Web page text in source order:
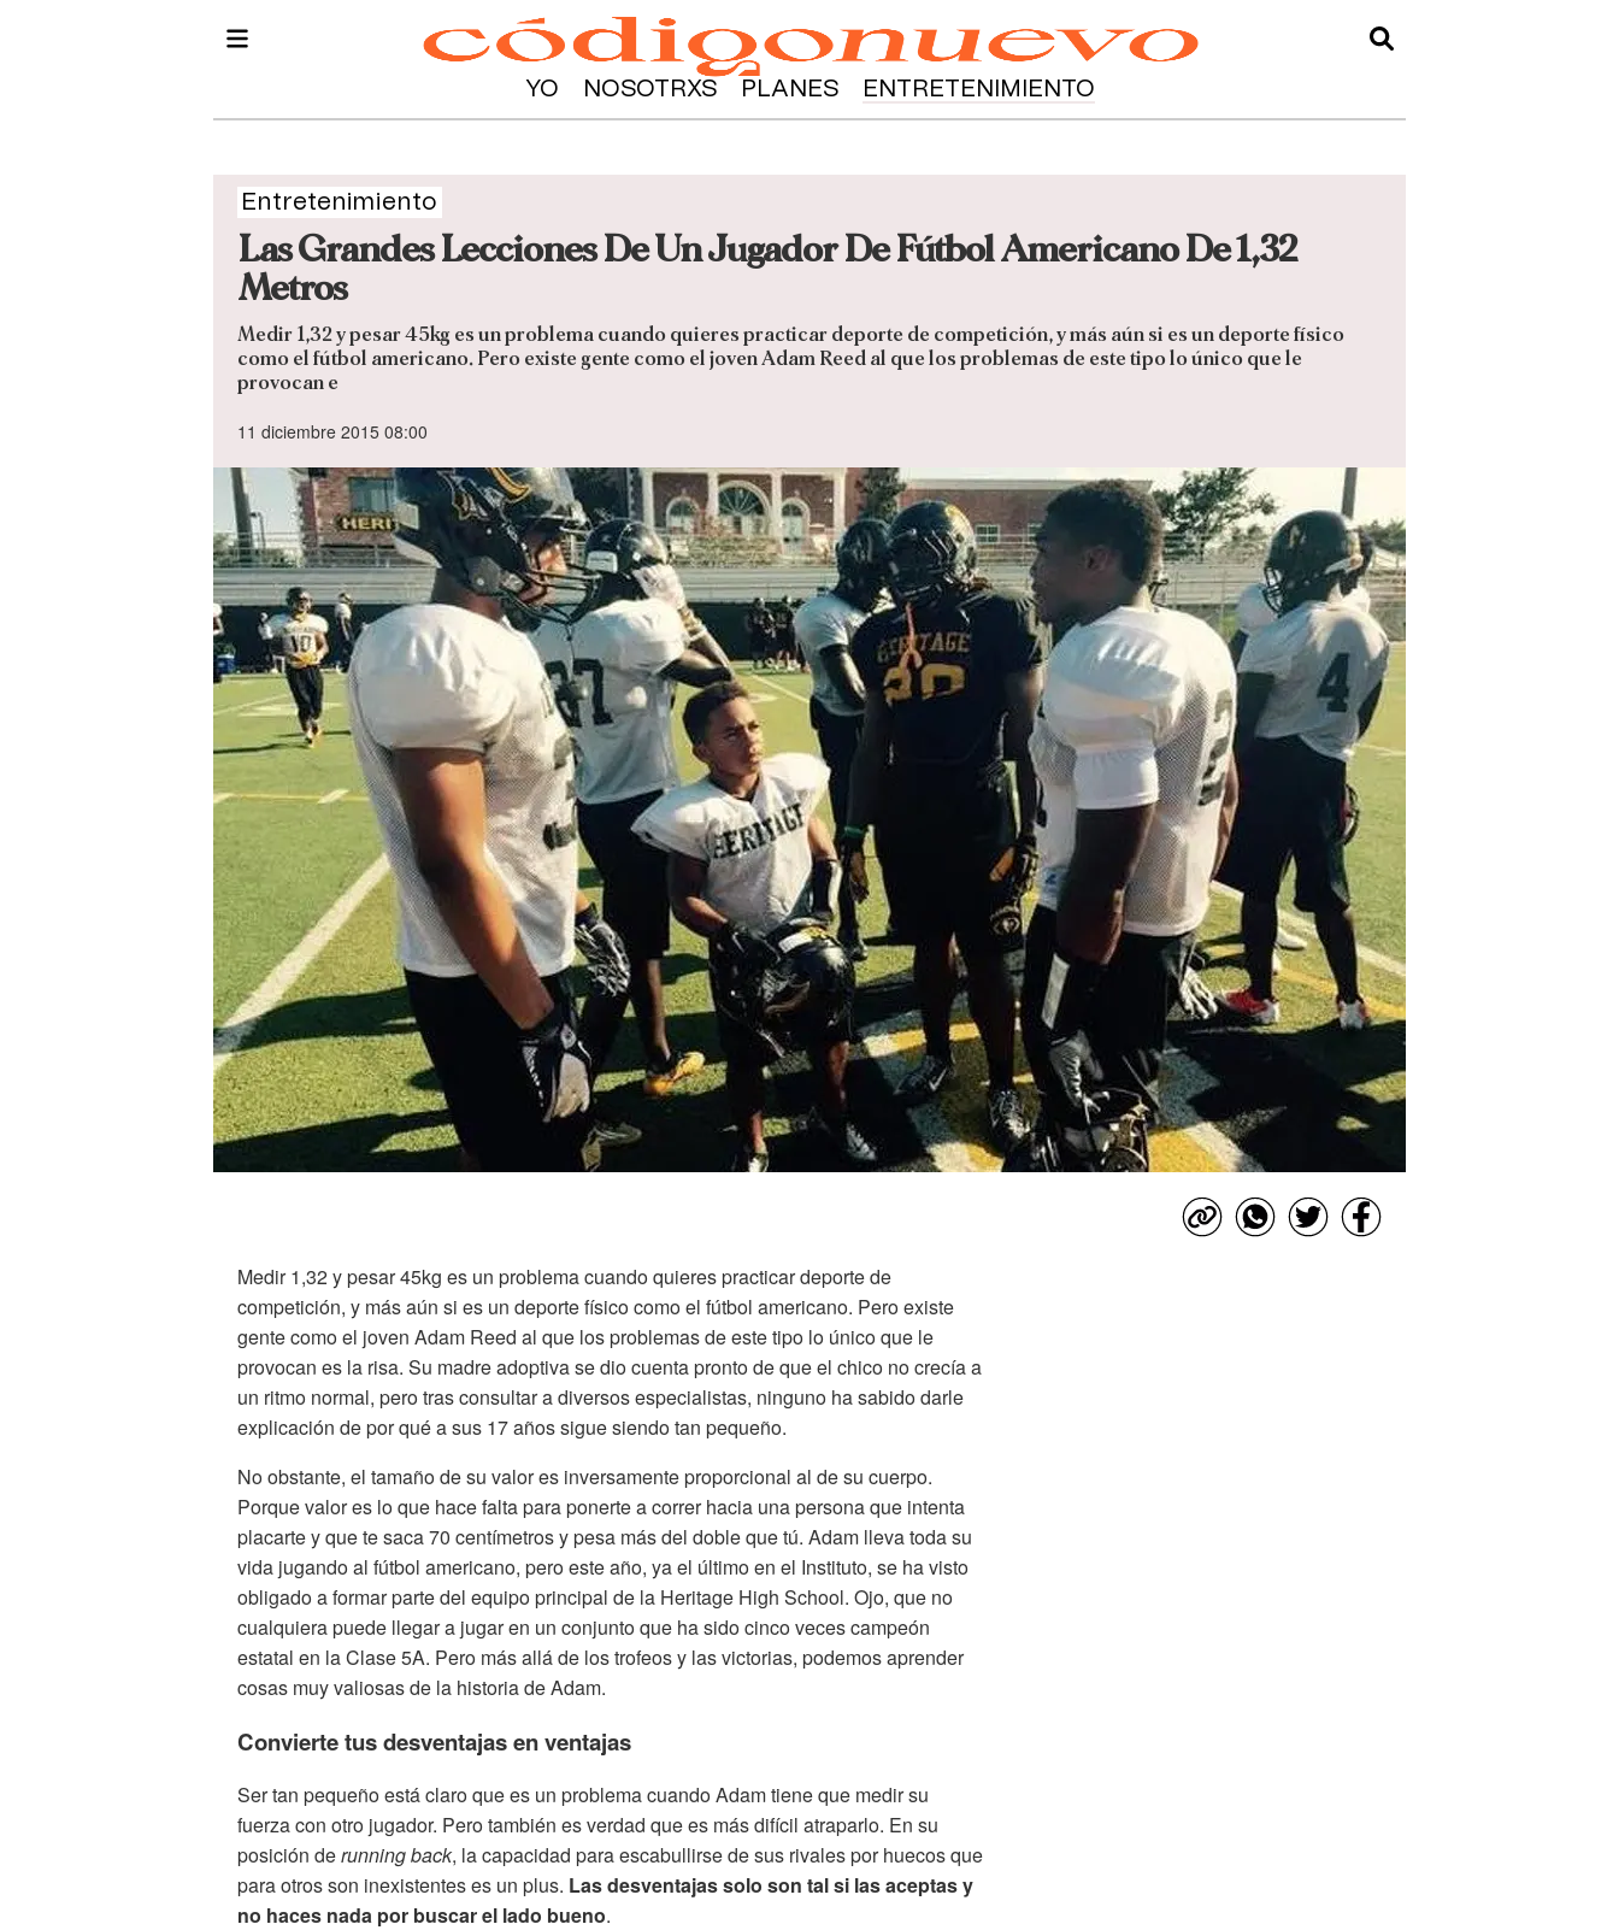
YO NOSOTRXS PLANES ENTRETENIMIENTO
Entretenimiento
Las Grandes Lecciones De Un Jugador De Fútbol Americano De 1,32
Metros
Medir 1,32 y pesar 45kg es un problema cuando quieres practicar deporte de competición, y más aún si es un deporte físico
como el fútbol americano. Pero existe gente como el joven Adam Reed al que los problemas de este tipo lo único que le
provocan e
11 diciembre 2015 08:00
Medir 1,32 y pesar 45kg es un problema cuando quieres practicar deporte de
competición, y más aún si es un deporte físico como el fútbol americano. Pero existe
gente como el joven Adam Reed al que los problemas de este tipo lo único que le
provocan es la risa. Su madre adoptiva se dio cuenta pronto de que el chico no crecía a
un ritmo normal, pero tras consultar a diversos especialistas, ninguno ha sabido darle
explicación de por qué a sus 17 años sigue siendo tan pequeño.
No obstante, el tamaño de su valor es inversamente proporcional al de su cuerpo.
Porque valor es lo que hace falta para ponerte a correr hacia una persona que intenta
placarte y que te saca 70 centímetros y pesa más del doble que tú. Adam lleva toda su
vida jugando al fútbol americano, pero este año, ya el último en el Instituto, se ha visto
obligado a formar parte del equipo principal de la Heritage High School. Ojo, que no
cualquiera puede llegar a jugar en un conjunto que ha sido cinco veces campeón
estatal en la Clase 5A. Pero más allá de los trofeos y las victorias, podemos aprender
cosas muy valiosas de la historia de Adam.
Convierte tus desventajas en ventajas
Ser tan pequeño está claro que es un problema cuando Adam tiene que medir su
fuerza con otro jugador. Pero también es verdad que es más difícil atraparlo. En su
posición derunning back, la capacidad para escabullirse de sus rivales por huecos que
para otros son inexistentes es un plus. Las desventajas solo son tal si las aceptas y
no haces nada por buscar el lado bueno.